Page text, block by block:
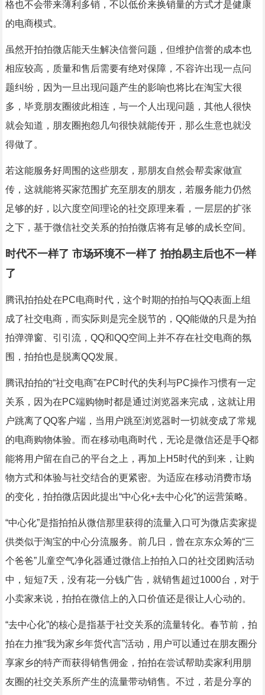
格也不会带来薄利多销，不以低价来换销量的方式才是健康
的电商模式。
虽然开拍拍微店能天生解决信誉问题，但维护信誉的成本也
相应较高，质量和售后需要有绝对保障，不容许出现一点问
题纠纷，因为一旦出现问题产生的影响也将比在淘宝大很
多，毕竟朋友圈彼此相连，与一个人出现问题，其他人很快
就会知道，朋友圈抱怨几句很快就能传开，那么生意也就没
得做了。
若这能服务好周围的这些朋友，那朋友自然会帮卖家做宣
传，这就能将买家范围扩充至朋友的朋友，若服务能力仍然
足够的好，以六度空间理论的社交原理来看，一层层的扩张
之下，基于微信社交关系的拍拍微店将有足够的成长空间。
时代不一样了 市场环境不一样了 拍拍易主后也不一样
了
腾讯拍拍处在PC电商时代，这个时期的拍拍与QQ表面上组
成了社交电商，而实际则是完全脱节的，QQ能做的只是为拍
拍弹弹窗、引引流，QQ和QQ空间上并不存在社交电商的氛
围，拍拍也是脱离QQ发展。
腾讯拍拍的“社交电商”在PC时代的失利与PC操作习惯有一定
关系，因为在PC端购物时都是通过浏览器来完成，这就让用
户跳离了QQ客户端，当用户跳至浏览器时一切就变成了常规
的电商购物体验。而在移动电商时代，无论是微信还是手Q都
能将用户留在自己的平台之上，再加上H5时代的到来，让购
物方式和体验与社交结合的更紧密。为适应在移动消费市场
的变化，拍拍微店因此提出“中心化+去中心化”的运营策略。
“中心化”是指拍拍从微信那里获得的流量入口可为微店卖家提
供类似于淘宝的中心分流服务。前几日，曾在京东众筹的“三
个爸爸”儿童空气净化器通过微信上拍拍入口的社交团购活动
中，短短7天，没有花一分钱广告，就销售超过1000台，对于
小卖家来说，拍拍在微信上的入口价值还是很让人心动的。
“去中心化”的核心是指基于社交关系的流量转化。春节前，拍
拍在力推“我为家乡年货代言”活动，用户可以通过在朋友圈分
享家乡的特产而获得销售佣金，拍拍在尝试帮助卖家利用朋
友圈的社交关系所产生的流量带动销售。不过，若是分享的